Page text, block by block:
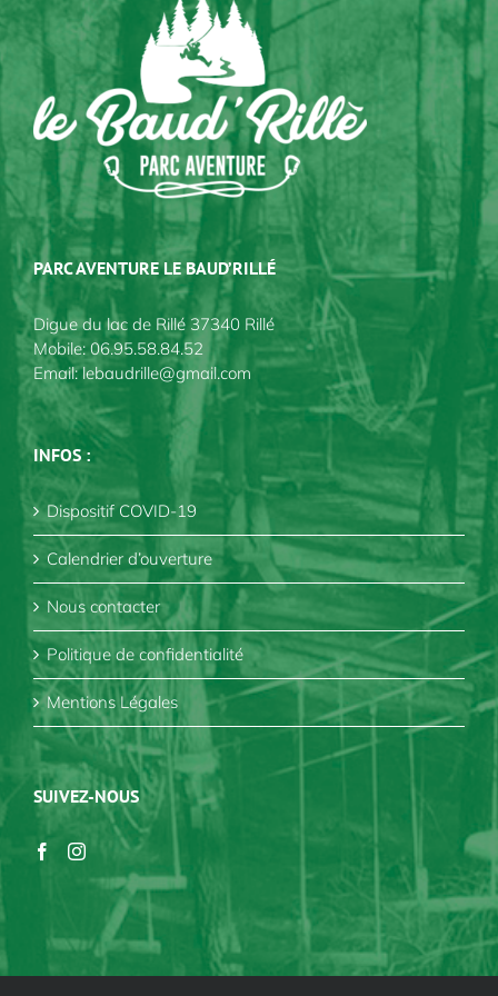
PARC AVENTURE LE BAUD’RILLÉ
Digue du lac de Rillé 37340 Rillé
Mobile:06.95.58.84.52
Email:lebaudrille@gmail.com
INFOS :
Dispositif COVID-19
Calendrier d’ouverture
Nous contacter
Politique de confidentialité
Mentions Légales
SUIVEZ-NOUS